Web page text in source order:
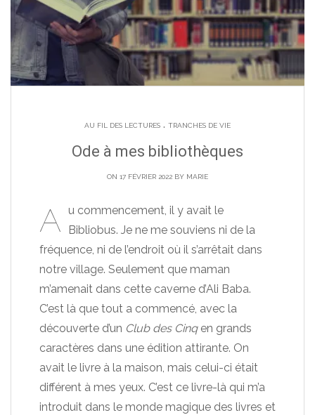
AU FIL DES LECTURES . TRANCHES DE VIE
Ode à mes bibliothèques
ON 17 FÉVRIER 2022 BY MARIE
A
u commencement, il y avait le
Bibliobus. Je ne me souviens ni de la
fréquence, ni de l’endroit où il s’arrêtait dans
notre village. Seulement que maman
m’amenait dans cette caverne d’Ali Baba.
C’est là que tout a commencé, avec la
découverte d’un Club des Cinqen grands
caractères dans une édition attirante. On
avait le livre à la maison, mais celui-ci était
différent à mes yeux. C’est ce livre-là qui m’a
introduit dans le monde magique des livres et